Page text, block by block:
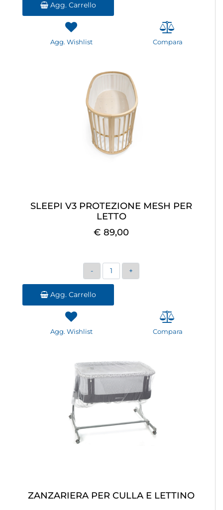
Agg. Carrello
Agg. Wishlist Compara
SLEEPI V3 PROTEZIONE MESH PER
LETTO
€ 89,00
Quantità
Agg. Carrello
Agg. Wishlist Compara
ZANZARIERA PER CULLA E LETTINO